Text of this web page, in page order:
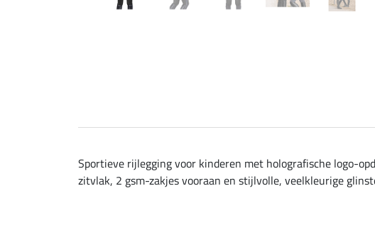
Sportieve rijlegging voor kinderen met holografische logo-
zitvlak, 2 gsm-zakjes vooraan en stijlvolle, veelkleurige